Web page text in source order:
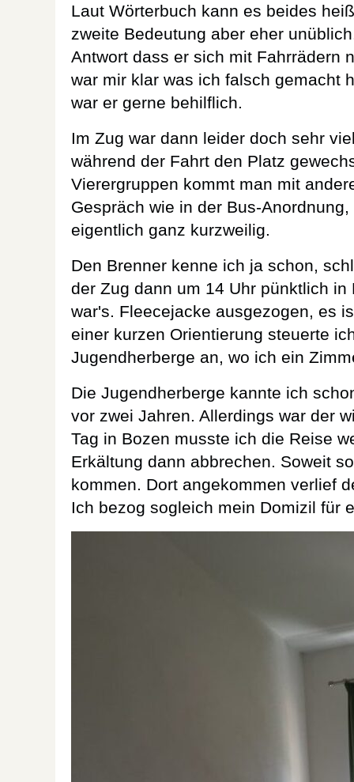
Laut Wörterbuch kann es beides
zweite Bedeutung aber eher
Antwort dass er sich mit Fahrrädern
war mir klar was ich falsch gemacht
war er gerne behilflich.
Im Zug war dann leider doch sehr
während der Fahrt den Platz
Vierergruppen kommt man mit
Gespräch wie in der Bus-
eigentlich ganz kurzweilig.
Den Brenner kenne ich ja schon,
der Zug dann um 14 Uhr pünktlich in
war's. Fleecejacke ausgezogen, es
einer kurzen Orientierung steuerte
Jugendherberge an, wo ich ein
Die Jugendherberge kannte ich
vor zwei Jahren. Allerdings war der
Tag in Bozen musste ich die Reise
Erkältung dann abbrechen. Soweit
kommen. Dort angekommen verlief
Ich bezog sogleich mein Domizil für